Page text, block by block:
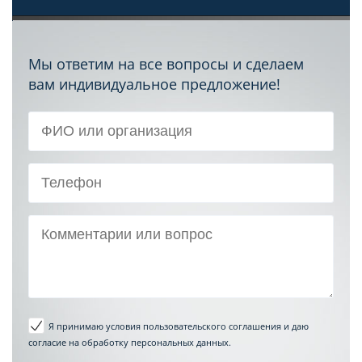
Мы ответим на все вопросы и сделаем
вам индивидуальное предложение!
Я принимаю условия пользовательского соглашения и даю
согласие на обработку персональных данных.